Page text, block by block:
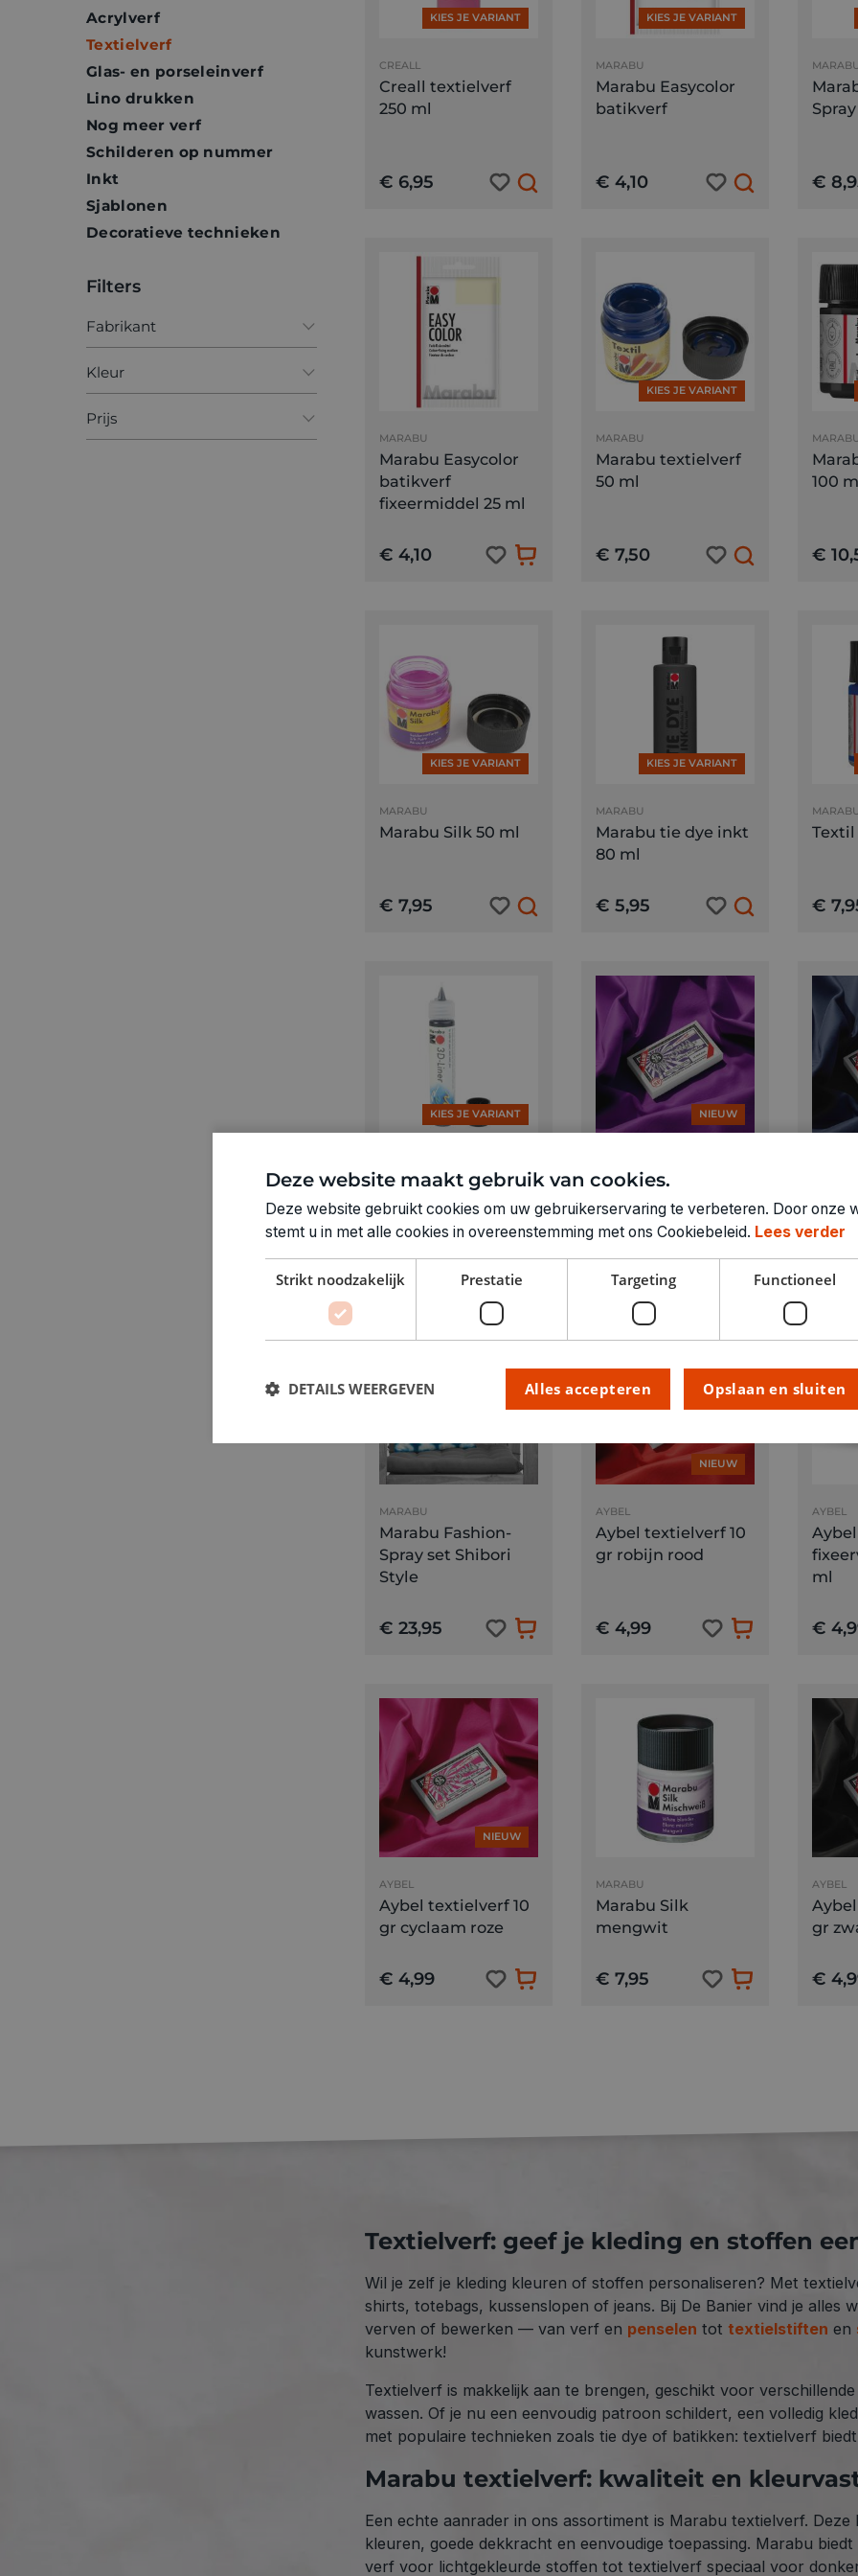
Acrylverf
Textielverf
Glas- en porseleinverf
Lino drukken
Nog meer verf
Schilderen op nummer
Inkt
Sjablonen
Decoratieve technieken
Filters
Fabrikant
AYBEL
Creall
Marabu
Kleur
Blauw
Bruin
Prijs
KIES JE VARIANT
CREALL
Creall textielverf
250 ml
€ 6,95
KIES JE VARIANT
MARABU
Marabu Easycolor
batikverf
€ 4,10
MARABU
€
MARABU
Marabu Easycolor
batikverf
fixeermiddel 25 ml
€ 4,10
KIES JE VARIANT
MARABU
Marabu textielverf
50 ml
€ 7,50
MARABU
100
€
KIES JE VARIANT
MARABU
Marabu Silk 50 ml
€ 7,95
KIES JE VARIANT
MARABU
Marabu tie dye inkt
80 ml
€ 5,95
MARABU
Textil
€
KIES JE VARIANT
Marabu 3D Liner
€ 5,25
NIEUW
Aybel textielverf 10
gr pruim paars
€ 4,99
gr
€
MARABU
Marabu Fashion-
Spray set Shibori
Style
€ 23,95
NIEUW
AYBEL
Aybel textielverf 10
gr robijn rood
€ 4,99
AYBEL
Aybel
ml
€
NIEUW
AYBEL
Aybel textielverf 10
gr cyclaam roze
€ 4,99
MARABU
Marabu Silk
mengwit
€ 7,95
AYBEL
gr
€
Textielverf: geef je kleding en stoffen
Wil je zelf je kleding kleuren of stoffen personaliseren? Met
shirts, totebags, kussenslopen of jeans. Bij De Banier vind je alles
verven of bewerken — van verf en penselen tot textielstiften en
kunstwerk!
Textielverf is makkelijk aan te brengen, geschikt voor
wassen. Of je nu een eenvoudig patroon schildert, een volledig
met populaire technieken zoals tie dye of batikken: textielverf
Marabu textielverf: kwaliteit en
Een echte aanrader in ons assortiment is Marabu textielverf.
kleuren, goede dekkracht en eenvoudige toepassing. Marabu
verf voor lichtgekleurde stoffen tot textielverf speciaal voor
Deze website maakt gebruik van cookies.
Deze website gebruikt cookies om uw gebruikerservaring te verbeteren. Door onze
stemt u in met alle cookies in overeenstemming met ons Cookiebeleid. Lees verder
Strikt noodzakelijk Prestatie Targeting Functioneel
Opslaan en sluiten
Alles accepteren
DETAILS WEERGEVEN